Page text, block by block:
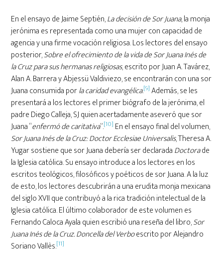
En el ensayo de Jaime Septién,La decisión de Sor Juana, la monja
jerónima es representada como una mujer con capacidad de
agencia y una firme vocación religiosa. Los lectores del ensayo
posterior,Sobre el ofrecimiento de la vida de Sor Juana Inés de
la Cruz para sus hermanas religiosas, escrito por Juan A. Tavárez,
Alan A. Barrera y Abjessü Valdiviezo, se encontrarán con una sor
Juana consumida porla caridadevangélica.[9] Además, se les
presentará a los lectores el primer biógrafo de la jerónima, el
padre Diego Calleja, SJ quien acertadamente aseveró que sor
Juana “enfermó de caritativa”.[10] En el ensayo final del volumen,
Sor Juana Inés de la Cruz: Doctor Ecclesiae Universalis, Theresa A.
Yugar sostiene que sor Juana debería ser declaradaDoctorade
la Iglesia católica. Su ensayo introduce a los lectores en los
escritos teológicos, filosóficos y poéticos de sor Juana. A la luz
de esto, los lectores descubrirán a una erudita monja mexicana
del siglo XVII que contribuyó a la rica tradición intelectual de la
Iglesia católica. El último colaborador de este volumen es
Fernando Caloca Ayala quien escribió una reseña del libro,Sor
Juana Inés de la Cruz. Doncella del Verboescrito por Alejandro
Soriano Vallès.[11]